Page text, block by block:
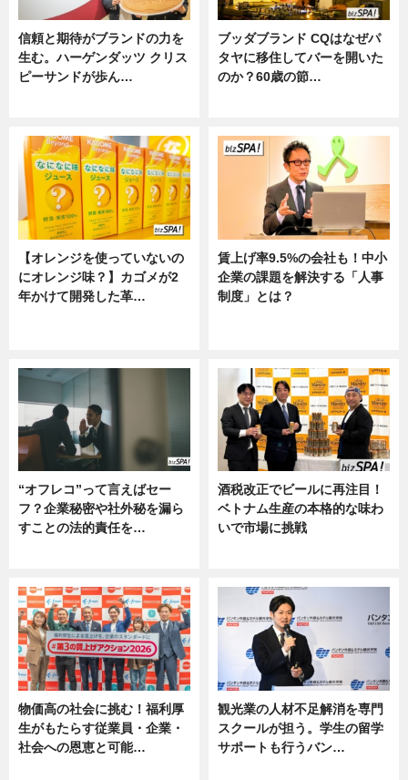
信頼と期待がブランドの力を
生む。ハーゲンダッツ クリス
ピーサンドが歩ん…
ブッダブランド CQはなぜパ
タヤに移住してバーを開いた
のか？60歳の節…
【オレンジを使っていないの
にオレンジ味？】カゴメが2
年かけて開発した革…
賃上げ率9.5%の会社も！中小
企業の課題を解決する「人事
制度」とは？
“オフレコ”って言えばセー
フ？企業秘密や社外秘を漏ら
すことの法的責任を…
酒税改正でビールに再注目！
ベトナム生産の本格的な味わ
いで市場に挑戦
物価高の社会に挑む！福利厚
生がもたらす従業員・企業・
社会への恩恵と可能…
観光業の人材不足解消を専門
スクールが担う。学生の留学
サポートも行うバン…